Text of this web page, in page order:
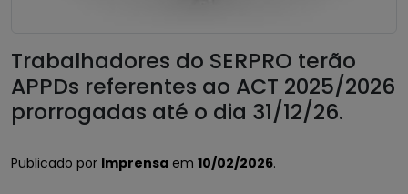
Trabalhadores do SERPRO terão
APPDs referentes ao ACT 2025/2026
prorrogadas até o dia 31/12/26.
Publicado por Imprensa em 10/02/2026.